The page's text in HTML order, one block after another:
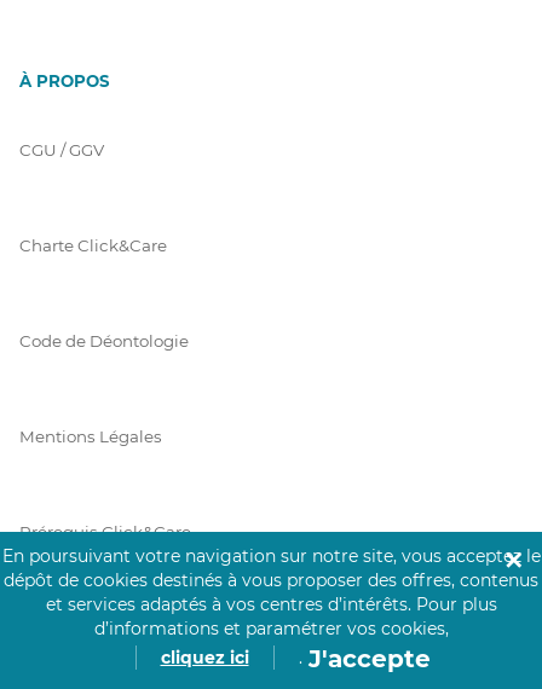
À PROPOS
CGU / GGV
Charte Click&Care
Code de Déontologie
Mentions Légales
Prérequis Click&Care
Protection des Données
En poursuivant votre navigation sur notre site, vous acceptez le
dépôt de cookies destinés à vous proposer des offres, contenus
et services adaptés à vos centres d’intérêts. Pour plus
d’informations et paramétrer vos cookies,
cliquez ici
. J'accepte
✕